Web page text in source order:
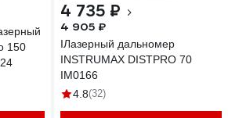
150
4 735 ₽
4 905 ₽
IЛазерный дальномер
INSTRUMAX DISTPRO 70
IM0166
4.8(32)